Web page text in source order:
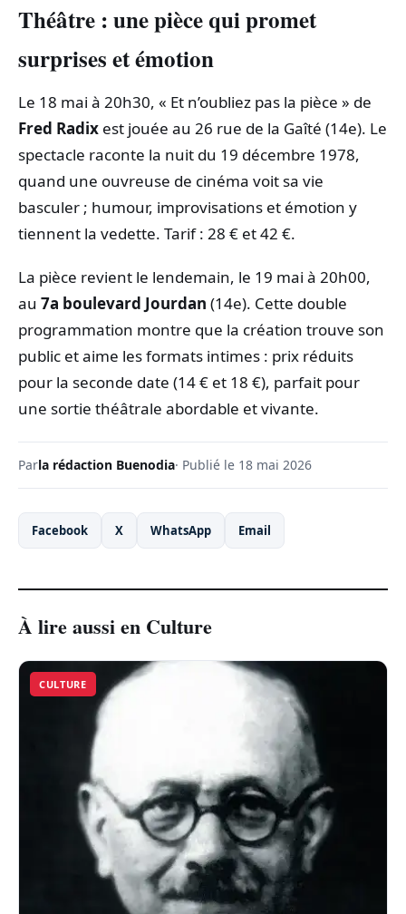
Théâtre : une pièce qui promet
surprises et émotion
Le 18 mai à 20h30, « Et n’oubliez pas la pièce » de
Fred Radix est jouée au 26 rue de la Gaîté (14e). Le
spectacle raconte la nuit du 19 décembre 1978,
quand une ouvreuse de cinéma voit sa vie
basculer ; humour, improvisations et émotion y
tiennent la vedette. Tarif : 28 € et 42 €.
La pièce revient le lendemain, le 19 mai à 20h00,
au 7a boulevard Jourdan (14e). Cette double
programmation montre que la création trouve son
public et aime les formats intimes : prix réduits
pour la seconde date (14 € et 18 €), parfait pour
une sortie théâtrale abordable et vivante.
Parla rédaction Buenodia· Publié le 18 mai 2026
Facebook X WhatsApp Email
À lire aussi en Culture
CULTURE